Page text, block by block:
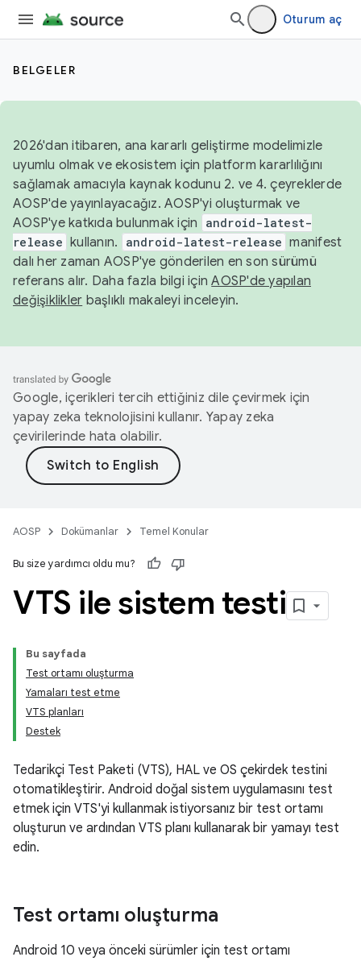
Oturum aç
BELGELER
2026'dan itibaren, ana kararlı geliştirme modelimizle
uyumlu olmak ve ekosistem için platform kararlılığını
sağlamak amacıyla kaynak kodunu 2. ve 4. çeyreklerde
AOSP'de yayınlayacağız. AOSP'yi oluşturmak ve
AOSP'ye katkıda bulunmak için
android-latest-
release kullanın. android-latest-release manifest
dalı her zaman AOSP'ye gönderilen en son sürümü
referans alır. Daha fazla bilgi içinAOSP'de yapılan
değişiklikler başlıklı makaleyi inceleyin.
Google, içerikleri tercih ettiğiniz dile çevirmek için
yapay zeka teknolojisini kullanır. Yapay zeka
çevirilerinde hata olabilir.
AOSP Dokümanlar Temel Konular
Bu size yardımcı oldu mu?
VTS ile sistem testi
Bu sayfada
Test ortamı oluşturma
Yamaları test etme
VTS planları
Destek
Tedarikçi Test Paketi (VTS), HAL ve OS çekirdek testini
otomatikleştirir. Android doğal sistem uygulamasını test
etmek için VTS'yi kullanmak istiyorsanız bir test ortamı
oluşturun ve ardından VTS planı kullanarak bir yamayı test
edin.
Test ortamı oluşturma
Android 10 veya önceki sürümler için test ortamı